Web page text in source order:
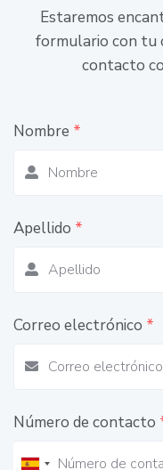
Estaremos
formulario con tu
contacto
Nombre *
Apellido *
Correo electrónico *
Número de contacto